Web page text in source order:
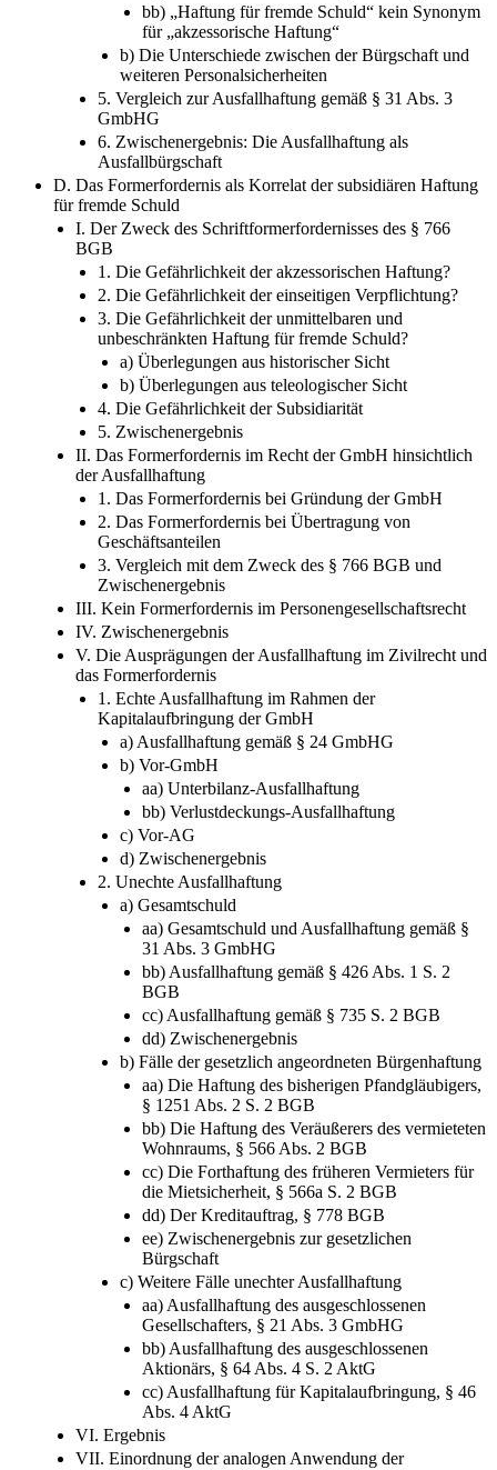
bb) „Haftung für fremde Schuld“ kein Synonym
für „akzessorische Haftung“
b) Die Unterschiede zwischen der Bürgschaft und
weiteren Personalsicherheiten
5. Vergleich zur Ausfallhaftung gemäß § 31 Abs. 3
GmbHG
6. Zwischenergebnis: Die Ausfallhaftung als
Ausfallbürgschaft
D. Das Formerfordernis als Korrelat der subsidiären Haftung
für fremde Schuld
I. Der Zweck des Schriftformerfordernisses des § 766
BGB
1. Die Gefährlichkeit der akzessorischen Haftung?
2. Die Gefährlichkeit der einseitigen Verpflichtung?
3. Die Gefährlichkeit der unmittelbaren und
unbeschränkten Haftung für fremde Schuld?
a) Überlegungen aus historischer Sicht
b) Überlegungen aus teleologischer Sicht
4. Die Gefährlichkeit der Subsidiarität
5. Zwischenergebnis
II. Das Formerfordernis im Recht der GmbH hinsichtlich
der Ausfallhaftung
1. Das Formerfordernis bei Gründung der GmbH
2. Das Formerfordernis bei Übertragung von
Geschäftsanteilen
3. Vergleich mit dem Zweck des § 766 BGB und
Zwischenergebnis
III. Kein Formerfordernis im Personengesellschaftsrecht
IV. Zwischenergebnis
V. Die Ausprägungen der Ausfallhaftung im Zivilrecht und
das Formerfordernis
1. Echte Ausfallhaftung im Rahmen der
Kapitalaufbringung der GmbH
a) Ausfallhaftung gemäß § 24 GmbHG
b) Vor-​GmbH
aa) Unterbilanz-​Ausfallhaftung
bb) Verlustdeckungs-​Ausfallhaftung
c) Vor-​AG
d) Zwischenergebnis
2. Unechte Ausfallhaftung
a) Gesamtschuld
aa) Gesamtschuld und Ausfallhaftung gemäß §
31 Abs. 3 GmbHG
bb) Ausfallhaftung gemäß § 426 Abs. 1 S. 2
BGB
cc) Ausfallhaftung gemäß § 735 S. 2 BGB
dd) Zwischenergebnis
b) Fälle der gesetzlich angeordneten Bürgenhaftung
aa) Die Haftung des bisherigen Pfandgläubigers,
§ 1251 Abs. 2 S. 2 BGB
bb) Die Haftung des Veräußerers des vermieteten
Wohnraums, § 566 Abs. 2 BGB
cc) Die Forthaftung des früheren Vermieters für
die Mietsicherheit, § 566a S. 2 BGB
dd) Der Kreditauftrag, § 778 BGB
ee) Zwischenergebnis zur gesetzlichen
Bürgschaft
c) Weitere Fälle unechter Ausfallhaftung
aa) Ausfallhaftung des ausgeschlossenen
Gesellschafters, § 21 Abs. 3 GmbHG
bb) Ausfallhaftung des ausgeschlossenen
Aktionärs, § 64 Abs. 4 S. 2 AktG
cc) Ausfallhaftung für Kapitalaufbringung, § 46
Abs. 4 AktG
VI. Ergebnis
VII. Einordnung der analogen Anwendung der